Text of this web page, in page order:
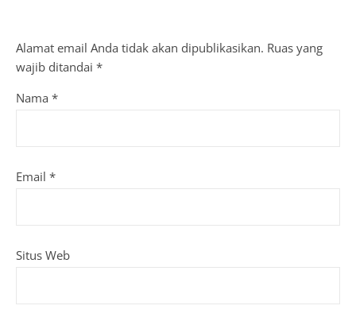
Alamat email Anda tidak akan dipublikasikan. Ruas yang
wajib ditandai *
Nama *
Email *
Situs Web